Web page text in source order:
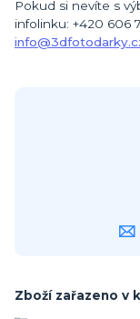
Pokud si nevíte s
infolinku: +420 606
Zboží zařazeno v